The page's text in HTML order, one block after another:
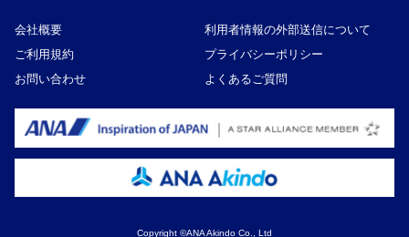
会社概要
利用者情報の外部送信について
ご利用規約
プライバシーポリシー
お問い合わせ
よくあるご質問
Copyright ©ANA Akindo Co., Ltd